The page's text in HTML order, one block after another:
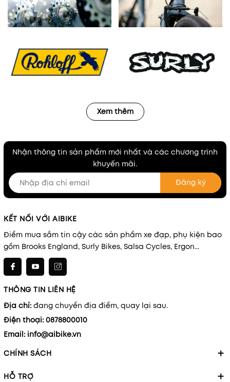
Xem thêm
Nhận thông tin sản phẩm mới nhất và các chương trình
khuyến mãi.
Đăng ký
KẾT NỐI VỚI AIBIKE
Điểm mua sắm tin cậy các sản phẩm xe đạp, phụ kiện bao
gồm Brooks England, Surly Bikes, Salsa Cycles, Ergon...
THÔNG TIN LIÊN HỆ
Địa chỉ: đang chuyển địa điểm, quay lại sau.
Điện thoại: 0878800010
Email: info@aibike.vn
CHÍNH SÁCH
HỖ TRỢ